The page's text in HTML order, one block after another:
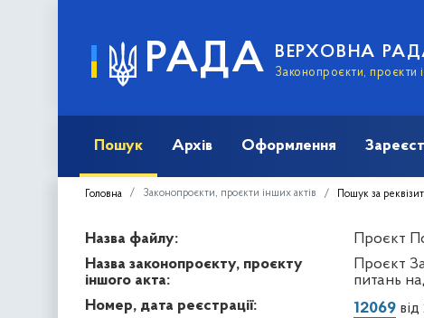
РАДА ВЕРХОВНА
Законопроєкти, проєкти
Пошук Архів Оформлення
Головна Законопроєкти, проєкти інших актів Пошук за
Назва файлу:
Проєкт
Назва законопроєкту, проєкту
іншого акта:
Проєкт
питань
Номер, дата реєстрації:
12069від